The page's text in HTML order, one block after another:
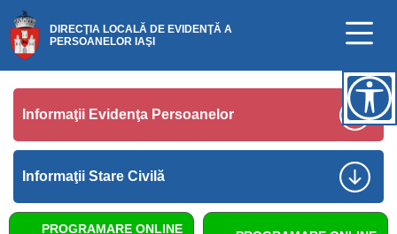
DIRECŢIA LOCALĂ DE EVIDENŢĂ A
PERSOANELOR IAŞI
Informaţii Evidenţa Persoanelor
Informaţii Stare Civilă
PROGRAMARE ONLINE